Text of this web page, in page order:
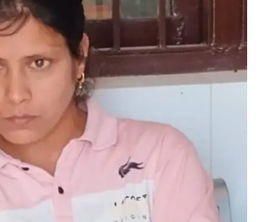
चौखुटिया में सेवा पखवाड़ा शिविर: 954 लोगों ने
लिया लाभ, 191 में से 182 शिकायतों का मौके
पर हुआ निस्तारण
Admin August 5, 2026
तड़ागताल में आयोजित सेवा पखवाड़ा शिविर में 954 लोगों
ने किया प्रतिभाग जिलाधिकारी अंशुल सिंह…
अल्मोड़ा उत्तराखण्ड
मानिला देवी मंदिर में श्रीमद्भागवत कथा के चतुर्थ
दिवस धूमधाम से मनाया गया श्रीकृष्ण जन्मोत्सव,
राज्य मंत्री कैलाश पंत ने किया कथा श्रवण